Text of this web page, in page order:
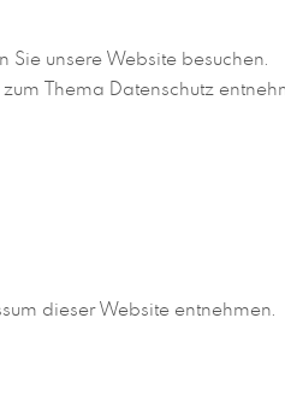
unsere Website besuchen.
Thema Datenschutz
dieser Website entnehmen.